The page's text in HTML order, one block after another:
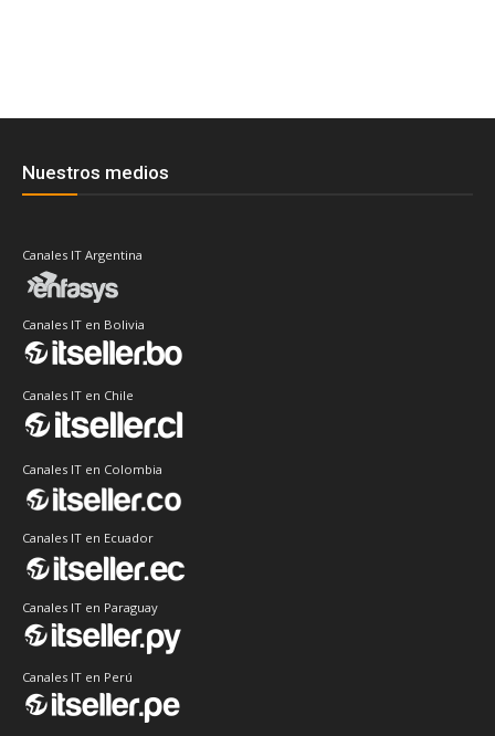
Nuestros medios
Canales IT Argentina
Canales IT en Bolivia
Canales IT en Chile
Canales IT en Colombia
Canales IT en Ecuador
Canales IT en Paraguay
Canales IT en Perú